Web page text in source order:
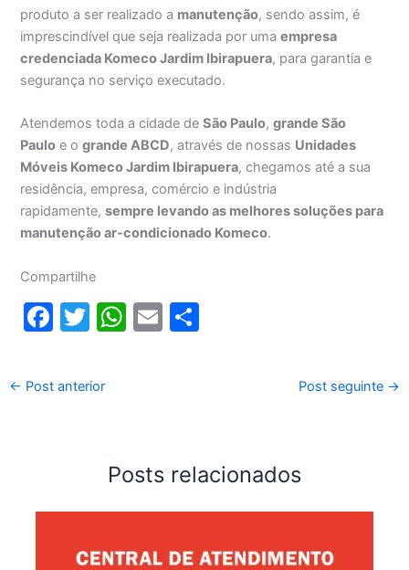
produto a ser realizado a manutenção, sendo assim, é
imprescindível que seja realizada por umaempresa
credenciada Komeco Jardim Ibirapuera, para garantia e
segurança no serviço executado.
Atendemos toda a cidade deSão Paulo,grande São
Paulo e ogrande ABCD, através de nossas Unidades
Móveis Komeco Jardim Ibirapuera, chegamos até a sua
residência, empresa, comércio e indústria
rapidamente,sempre levando as melhores soluções para
manutenção ar-condicionado Komeco.
Compartilhe
F
c
e
k
T
itt
er
W
p
p
E
← Post anterior Post seguinte →
Posts relacionados